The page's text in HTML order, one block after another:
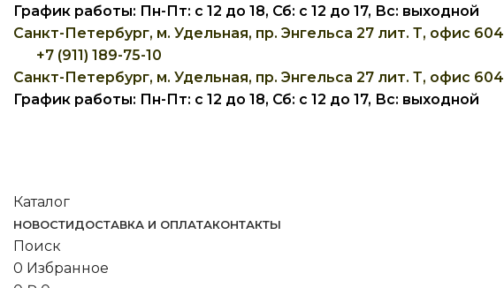
График работы: Пн-Пт: с 12 до 18, Сб: с 12 до 17, Вс: выходной
Санкт-Петербург, м. Удельная, пр. Энгельса 27 лит. Т, офис 604
+7 (911) 189-75-10
Санкт-Петербург, м. Удельная, пр. Энгельса 27 лит. Т, офис 604
График работы: Пн-Пт: с 12 до 18, Сб: с 12 до 17, Вс: выходной
Каталог
НОВОСТИДОСТАВКА И ОПЛАТАКОНТАКТЫ
Поиск
0 Избранное